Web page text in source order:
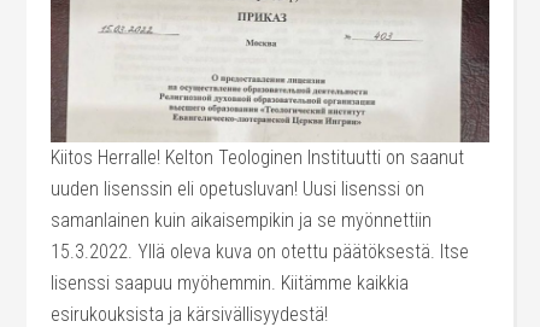
Kiitos Herralle! Kelton Teologinen Instituutti on saanut
uuden lisenssin eli opetusluvan! Uusi lisenssi on
samanlainen kuin aikaisempikin ja se myönnettiin
15.3.2022. Yllä oleva kuva on otettu päätöksestä. Itse
lisenssi saapuu myöhemmin. Kiitämme kaikkia
esirukouksista ja kärsivällisyydestä!